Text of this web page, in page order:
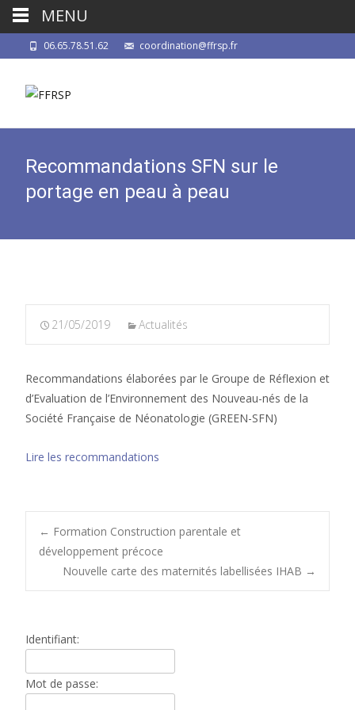
06.65.78.51.62 coordination@ffrsp.fr
Recommandations SFN sur le
portage en peau à peau
21/05/2019 Actualités
Recommandations élaborées par le Groupe de Réflexion et
d’Evaluation de l’Environnement des Nouveau-nés de la
Société Française de Néonatologie (GREEN-SFN)
Lire les recommandations
Post
navigation
← Formation Construction parentale et
développement précoce
Nouvelle carte des maternités labellisées IHAB →
Identifiant:
Mot de passe:
MENU